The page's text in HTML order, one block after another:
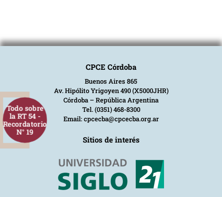
Todo sobre
la RT 54 -
Recordatorio
N° 19
CPCE Córdoba
Buenos Aires 865
Av. Hipólito Yrigoyen 490 (X5000JHR)
Córdoba – República Argentina
Tel. (0351) 468-8300
Email: cpcecba@cpcecba.org.ar
Sitios de interés